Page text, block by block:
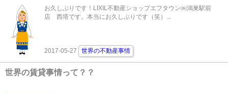
お久しぶりです！LIXIL不動産ショップエフタウン㈱鴻巣駅前
店 西塔です。本当にお久しぶりです（笑）...
2017-05-27 世界の不動産事情
世界の賃貸事情って？？